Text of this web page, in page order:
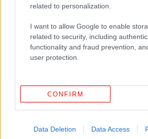
related to personalization.
I want to allow Google to enable
related to security, including
functionality and fraud prevention,
user protection.
CONFIRM
Data Deletion Data Access
ΕΛΛΑΔΑ 07/07/2025 12:42
Ζέττα Μακρή για την καταγγελία
από δημοσιογράφο: Ήταν ο μόνος